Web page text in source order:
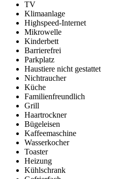
TV
Klimaanlage
Highspeed-Internet
Mikrowelle
Kinderbett
Barrierefrei
Parkplatz
Haustiere nicht gestattet
Nichtraucher
Küche
Familienfreundlich
Grill
Haartrockner
Bügeleisen
Kaffeemaschine
Wasserkocher
Toaster
Heizung
Kühlschrank